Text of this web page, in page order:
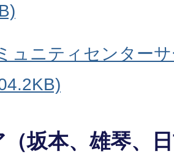
ュニティセンター
坂本、雄琴、